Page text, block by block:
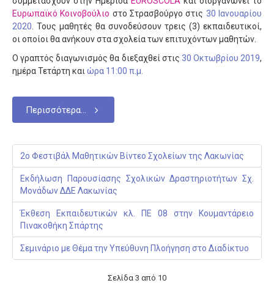
Ευρωπαϊκό Κοινοβούλιο στο Στρασβούργο στις 30 Ιανουαρίου
2020 . Τους μαθητές θα συνοδεύσουν τρεις (3) εκπαιδευτικοί,
οι οποίοι θα ανήκουν στα σχολεία των επιτυχόντων μαθητών.
Ο γραπτός διαγωνισμός θα διεξαχθεί στις 30 Οκτωβρίου 2019,
ημέρα Τετάρτη και ώρα 11:00 π.μ.
Περισσότερα...
2o Φεστιβάλ Μαθητικών Βίντεο Σχολείων της Λακωνίας
Εκδήλωση Παρουσίασης Σχολικών Δραστηριοτήτων Σχ.
Μονάδων ΔΔΕ Λακωνίας
Έκθεση Εκπαιδευτικών κλ. ΠΕ 08 στην Κουμαντάρειο
Πινακοθήκη Σπάρτης
Σεμινάριο με Θέμα την Υπεύθυνη Πλοήγηση στο Διαδίκτυο
Σελίδα 3 από 10